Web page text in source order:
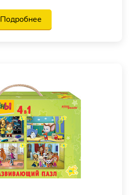
Подробнее